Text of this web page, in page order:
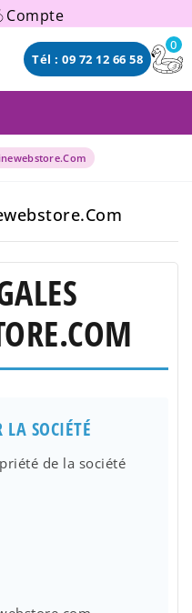
Compte
Tél : 09 72 12 66 58
0
SOCIÉTÉ
de la société